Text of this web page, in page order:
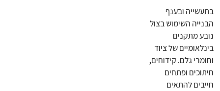
בתעשייה ובענף
הבנייה השימוש בצול
נובע מתקנים
בינלאומיים של ציוד
וחומרי גלם. קידוחים,
חיתוכים ופתחים
חייבים להתאים